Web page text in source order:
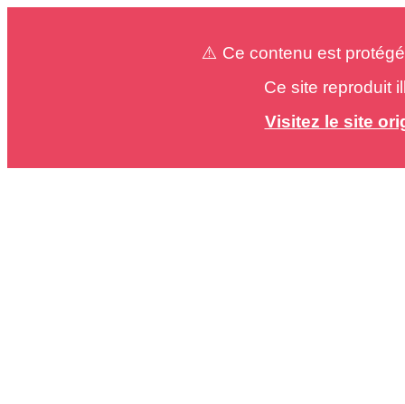
⚠️ Ce contenu est
Ce site reproduit
Visitez le site